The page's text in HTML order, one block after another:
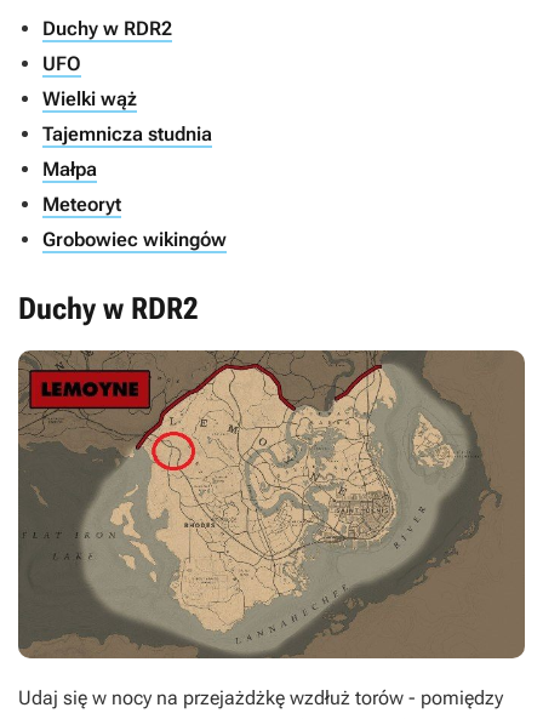
Duchy w RDR2
UFO
Wielki wąż
Tajemnicza studnia
Małpa
Meteoryt
Grobowiec wikingów
Duchy w RDR2
Udaj się w nocy na przejażdżkę wzdłuż torów - pomiędzy